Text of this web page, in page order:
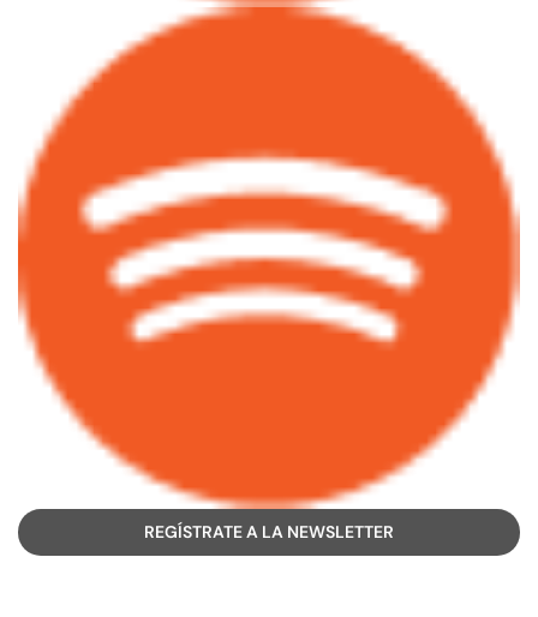
REGÍSTRATE A LA NEWSLETTER